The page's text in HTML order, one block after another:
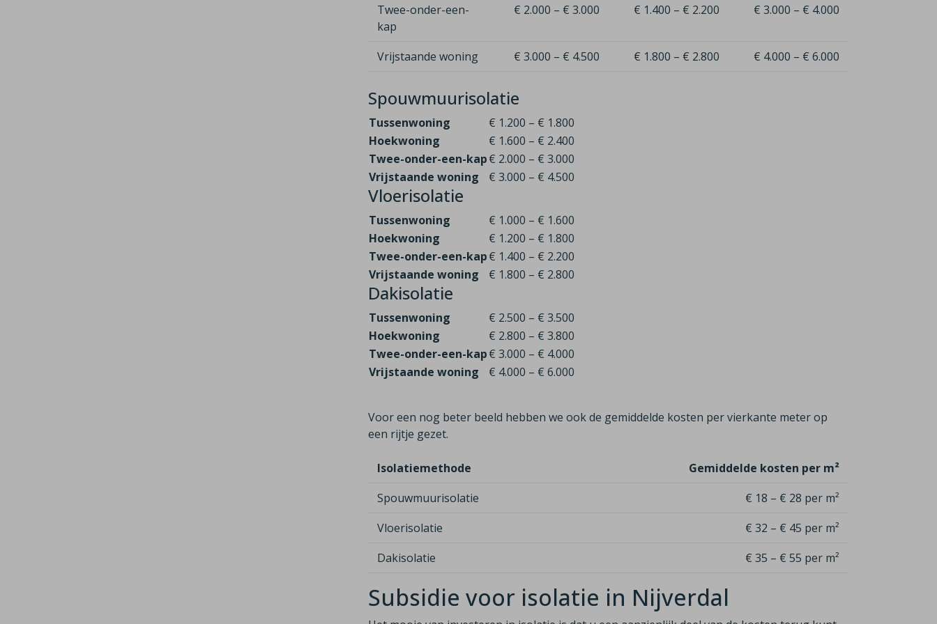
Twee-onder-een-
kap
€ 2.000 – € 3.000 € 1.400 – € 2.200 € 3.000 – € 4.000
Vrijstaande woning € 3.000 – € 4.500 € 1.800 – € 2.800 € 4.000 – € 6.000
Spouwmuurisolatie
Tussenwoning
€ 1.200 – € 1.800
Hoekwoning
€ 1.600 – € 2.400
Twee-onder-een-kap€ 2.000 – € 3.000
Vrijstaande woning
€ 3.000 – € 4.500
Vloerisolatie
Tussenwoning
€ 1.000 – € 1.600
Hoekwoning
€ 1.200 – € 1.800
Twee-onder-een-kap€ 1.400 – € 2.200
Vrijstaande woning
€ 1.800 – € 2.800
Dakisolatie
Tussenwoning
€ 2.500 – € 3.500
Hoekwoning
€ 2.800 – € 3.800
Twee-onder-een-kap€ 3.000 – € 4.000
Vrijstaande woning
€ 4.000 – € 6.000
Voor een nog beter beeld hebben we ook de gemiddelde kosten per vierkante meter op
een rijtje gezet.
Isolatiemethode
Gemiddelde kosten per m²
Spouwmuurisolatie
€ 18 – € 28 per m²
Vloerisolatie
€ 32 – € 45 per m²
Dakisolatie
€ 35 – € 55 per m²
Subsidie voor isolatie in Nijverdal